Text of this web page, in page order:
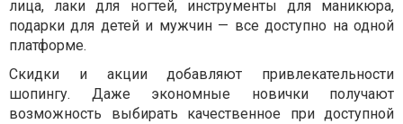
лица, лаки для ногтей, инструменты для маникюра,
подарки для детей и мужчин — все доступно на одной
платформе.
Скидки и акции добавляют привлекательности
шопингу. Даже экономные новички получают
возможность выбирать качественное при доступной